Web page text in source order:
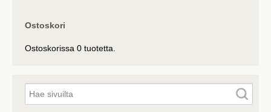
Ostoskori
Ostoskorissa 0 tuotetta.